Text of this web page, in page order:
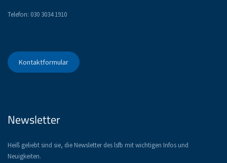
Telefon: 030 3034 1910
Kontaktformular
Newsletter
Heiß geliebt sind sie, die Newsletter des lsfb mit wichtigen Infos und
Neuigkeiten.